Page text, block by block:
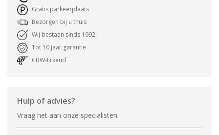
Gratis parkeerplaats
Bezorgen bij u thuis
Wij bestaan sinds 1992!
Tot 10 jaar garantie
CBW-Erkend
Hulp of advies?
Vraag het aan onze specialisten.